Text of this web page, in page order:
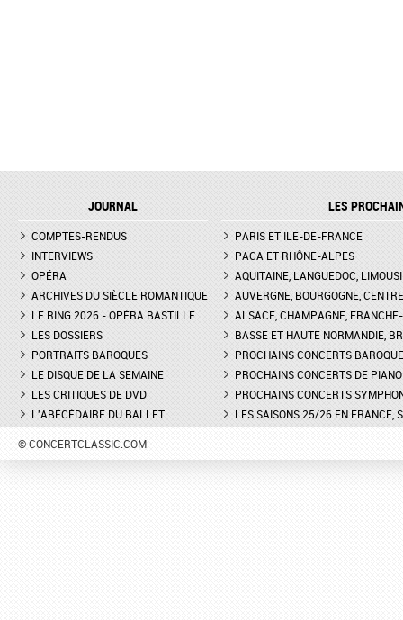
JOURNAL
COMPTES-RENDUS
INTERVIEWS
OPÉRA
ARCHIVES DU SIÈCLE ROMANTIQUE
LE RING 2026 - OPÉRA BASTILLE
LES DOSSIERS
PORTRAITS BAROQUES
LE DISQUE DE LA SEMAINE
LES CRITIQUES DE DVD
L'ABÉCÉDAIRE DU BALLET
LES
PARIS ET ILE-DE-FRANCE
PACA ET RHÔNE-ALPES
AQUITAINE, LANGUEDOC,
AUVERGNE, BOURGOGNE, CENTRE
ALSACE, CHAMPAGNE,
BASSE ET HAUTE NORMANDIE,
PROCHAINS CONCERTS
PROCHAINS CONCERTS DE PIANO
PROCHAINS CONCERTS
LES SAISONS 25/26 EN FRANCE,
© CONCERTCLASSIC.COM